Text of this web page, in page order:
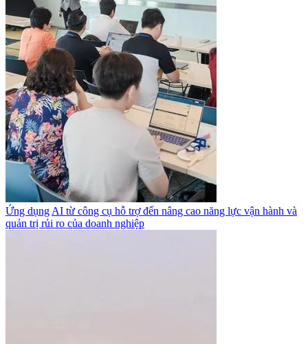
Ứng dụng AI từ công cụ hỗ trợ đến nâng cao năng lực vận hành và
quản trị rủi ro của doanh nghiệp